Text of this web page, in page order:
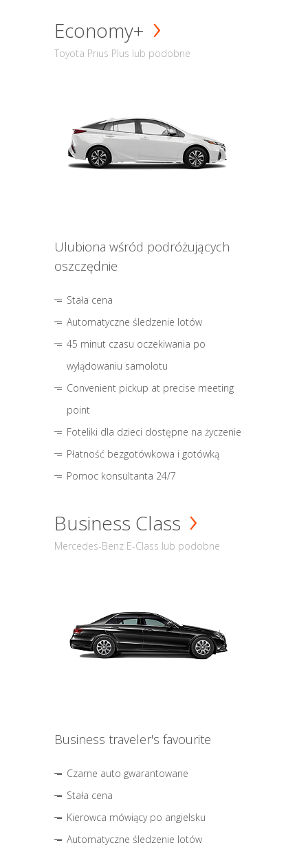
Economy+
Toyota Prius Plus lub podobne
Ulubiona wśród podróżujących
oszczędnie
Stała cena
Automatyczne śledzenie lotów
45 minut czasu oczekiwania po
wylądowaniu samolotu
Convenient pickup at precise meeting
point
Foteliki dla dzieci dostępne na życzenie
Płatność bezgotówkowa i gotówką
Pomoc konsultanta 24/7
Business Class
Mercedes-Benz E-Class lub podobne
Business traveler's favourite
Czarne auto gwarantowane
Stała cena
Kierowca mówiący po angielsku
Automatyczne śledzenie lotów